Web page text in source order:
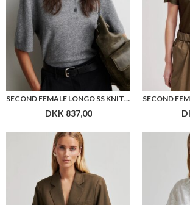
SECOND FEMALE LONGO SS KNIT COLLAR
DKK 837,00